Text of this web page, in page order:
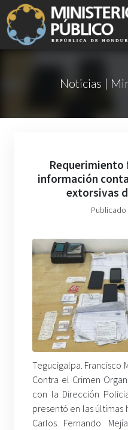
Noticias |
Requerimiento
información
extorsivas
Publicado
Tegucigalpa. Francisco
Contra el Crimen
con la Dirección
presentó en las últimas
Carlos Fernando